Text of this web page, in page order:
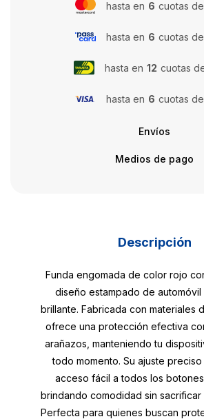
hasta en 6 cuotas de
hasta en 6 cuotas de
hasta en 12 cuotas
hasta en 6 cuotas de
Envíos
Medios de pago
Descripción
Funda engomada de color rojo
diseño estampado de
brillante. Fabricada con materiales
ofrece una protección efectiva
arañazos, manteniendo tu
todo momento. Su ajuste
acceso fácil a todos los
brindando comodidad sin sacrificar
Perfecta para quienes buscan